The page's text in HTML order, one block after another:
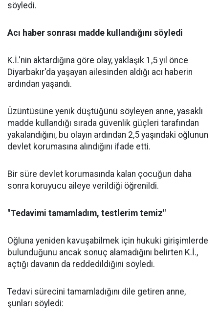
söyledi.
Acı haber sonrası madde kullandığını söyledi
K.İ.'nin aktardığına göre olay, yaklaşık 1,5 yıl önce
Diyarbakır'da yaşayan ailesinden aldığı acı haberin
ardından yaşandı.
Üzüntüsüne yenik düştüğünü söyleyen anne, yasaklı
madde kullandığı sırada güvenlik güçleri tarafından
yakalandığını, bu olayın ardından 2,5 yaşındaki oğlunun
devlet korumasına alındığını ifade etti.
Bir süre devlet korumasında kalan çocuğun daha
sonra koruyucu aileye verildiği öğrenildi.
"Tedavimi tamamladım, testlerim temiz"
Oğluna yeniden kavuşabilmek için hukuki girişimlerde
bulunduğunu ancak sonuç alamadığını belirten K.İ.,
açtığı davanın da reddedildiğini söyledi.
Tedavi sürecini tamamladığını dile getiren anne,
şunları söyledi: